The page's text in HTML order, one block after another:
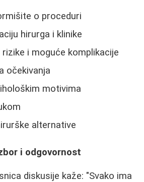
o proceduri
hirurga i klinike
i moguće komplikacije
očekivanja
motivima
alternative
i odgovornost
diskusije kaže: "Svako ima